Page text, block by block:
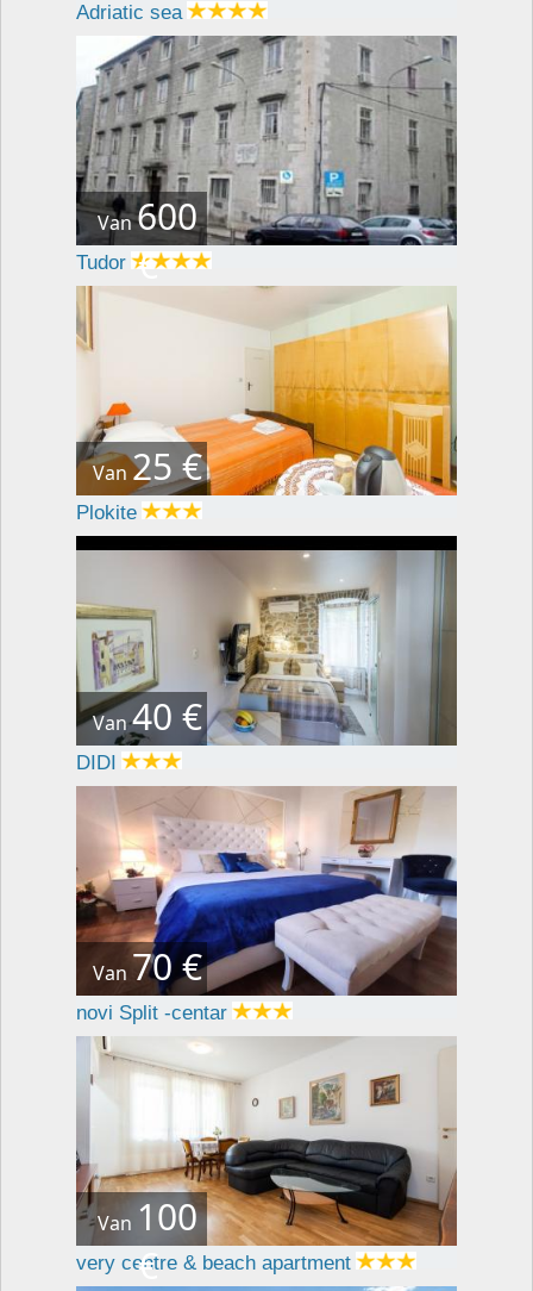
Adriatic sea
Van600
€
Tudor
Van 25 €
Plokite
Van40 €
DIDI
Van 70 €
novi Split -centar
Van 100
€
very centre & beach apartment